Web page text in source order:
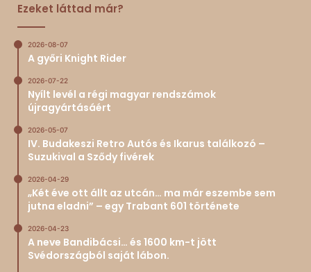
Ezeket láttad már?
2026-08-07
A győri Knight Rider
2026-07-22
Nyílt levél a régi magyar rendszámok
újragyártásáért
2026-05-07
IV. Budakeszi Retro Autós és Ikarus találkozó –
Suzukival a Sződy fivérek
2026-04-29
„Két éve ott állt az utcán… ma már eszembe sem
jutna eladni” – egy Trabant 601 története
2026-04-23
A neve Bandibácsi… és 1600 km-t jött
Svédországból saját lábon.